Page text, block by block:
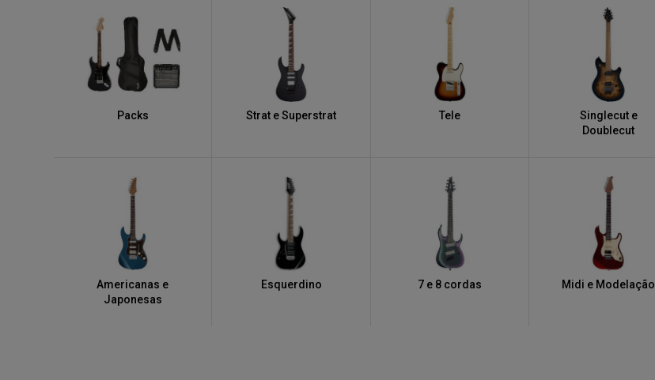
Packs Strat e Superstrat Tele
Singlecut e
Doublecut
Americanas e
Japonesas
Esquerdino 7 e 8 cordas Midi e Modelação